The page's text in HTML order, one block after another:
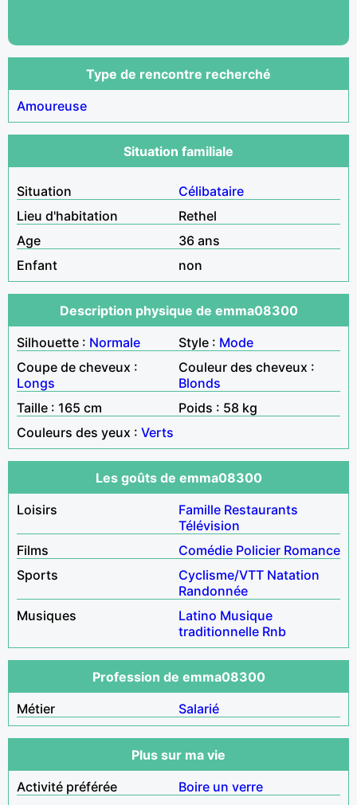
Type de rencontre recherché
Amoureuse
Situation familiale
Situation
Célibataire
Lieu d'habitation
Rethel
Age
36 ans
Enfant
non
Description physique de emma08300
Silhouette : Normale Style : Mode
Coupe de cheveux :
Longs
Couleur des cheveux :
Blonds
Taille : 165 cm
Poids : 58 kg
Couleurs des yeux : Verts
Les goûts de emma08300
Loisirs
Famille Restaurants
Télévision
Films
Comédie Policier Romance
Sports
Cyclisme/VTT Natation
Randonnée
Musiques
Latino Musique
traditionnelle Rnb
Profession de emma08300
Métier
Salarié
Plus sur ma vie
Activité préférée
Boire un verre